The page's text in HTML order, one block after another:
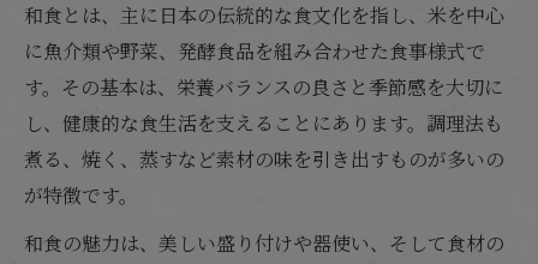
和食文化が海外で人気を集める理由解説
和食とは異なる世界の食文化と比較
和食の歴史や発展が示す日本の誇り
和食文化の歴史が日本人に伝える誇り
和食歴史に見る発展と文化の変遷
和食文化遺産登録の意義と背景解説
和食とは、主に日本の伝統的な食文化を指し、米を中心
に魚介類や野菜、発酵食品を組み合わせた食事様式で
す。その基本は、栄養バランスの良さと季節感を大切に
し、健康的な食生活を支えることにあります。調理法も
煮る、焼く、蒸すなど素材の味を引き出すものが多いの
が特徴です。
和食の魅力は、美しい盛り付けや器使い、そして食材の